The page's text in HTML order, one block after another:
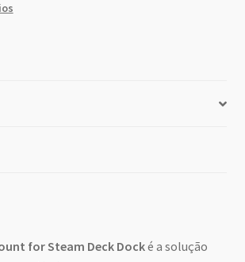
for Steam Deck Docké a solução